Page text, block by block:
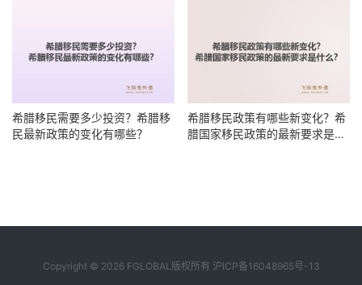
希腊移民需要多少投资？希腊移
民最新政策的变化有哪些？
希腊移民政策有哪些新变化？希
腊国家移民政策的最新要求是什
Copyright © 2026 FGLOBAL版权所有 沪ICP备16048965号-13